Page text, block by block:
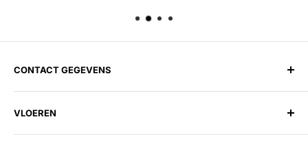
CONTACT GEGEVENS
Harman Vloerenloods
Spitsbergen 1, 1505 EG Zaandam
Telefoon:075 202 27 58
VLOEREN